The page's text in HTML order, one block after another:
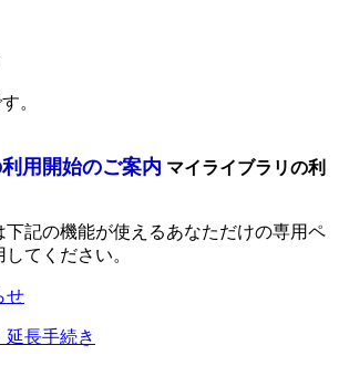
。
用開始のご案内 マイライブラリの利
下記の機能が使えるあなただけの専用ペ
てください。
せ
長手続き